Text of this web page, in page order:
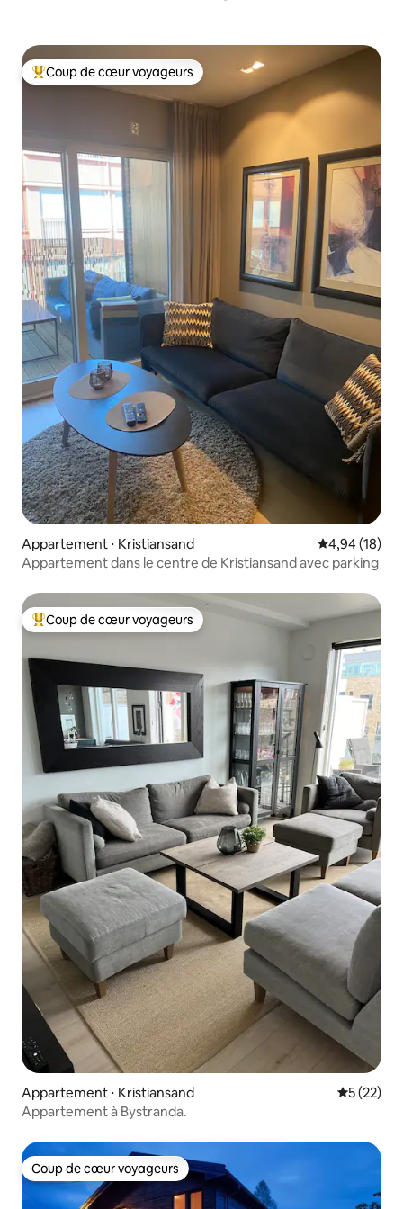
Coups de cœur voyageurs les plus appréciés
Coup de cœur voyageurs
Appartement ⋅ Kristiansand Évaluation
4,94 (18)
Appartement dans le centre de Kristiansand avec parking
Coups de cœur voyageurs les plus appréciés
Coup de cœur voyageurs
Appartement ⋅ Kristiansand
5 (22)
Appartement à Bystranda.
Coup de cœur voyageurs
Coup de cœur voyageurs